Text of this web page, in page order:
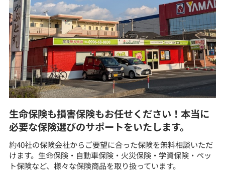
生命保険も損害保険もお任せください！本当に
必要な保険選びのサポートをいたします。
約40社の保険会社からご要望に合った保険を無料相談いただ
けます。生命保険・自動車保険・火災保険・学資保険・ペッ
ト保険など、様々な保険商品を取り扱っています。